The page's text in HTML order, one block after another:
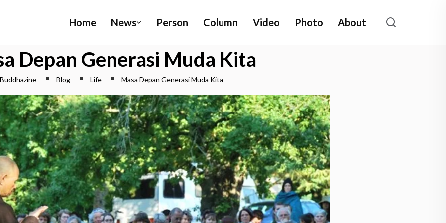
Home News Person Column Video Photo About
Depan Generasi Muda Kita
Buddhazine Blog Life Masa Depan Generasi Muda Kita